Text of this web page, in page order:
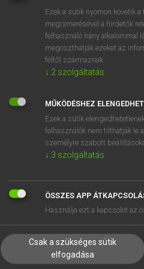
EGYÉNI FELHASZNÁLÓKNAK
TANULÓKNAK
VÁLLALATI MEGOLDÁSOK
Ezek a sütik nyomon követik
megismerésével a hirdetők
felhasználó hány alkalommal
megoszthatják ezeket az
féltől származnak.
↓ 2 szolgáltatás
MŰKÖDÉSHEZ
Ezek a sütik
felhasználók nem tilthatják le
személyre szabott
↓ 3 szolgáltatás
ÖSSZES APP
Használja ezt a kapcsolót az
Csak a szükséges sütik
elfogadása